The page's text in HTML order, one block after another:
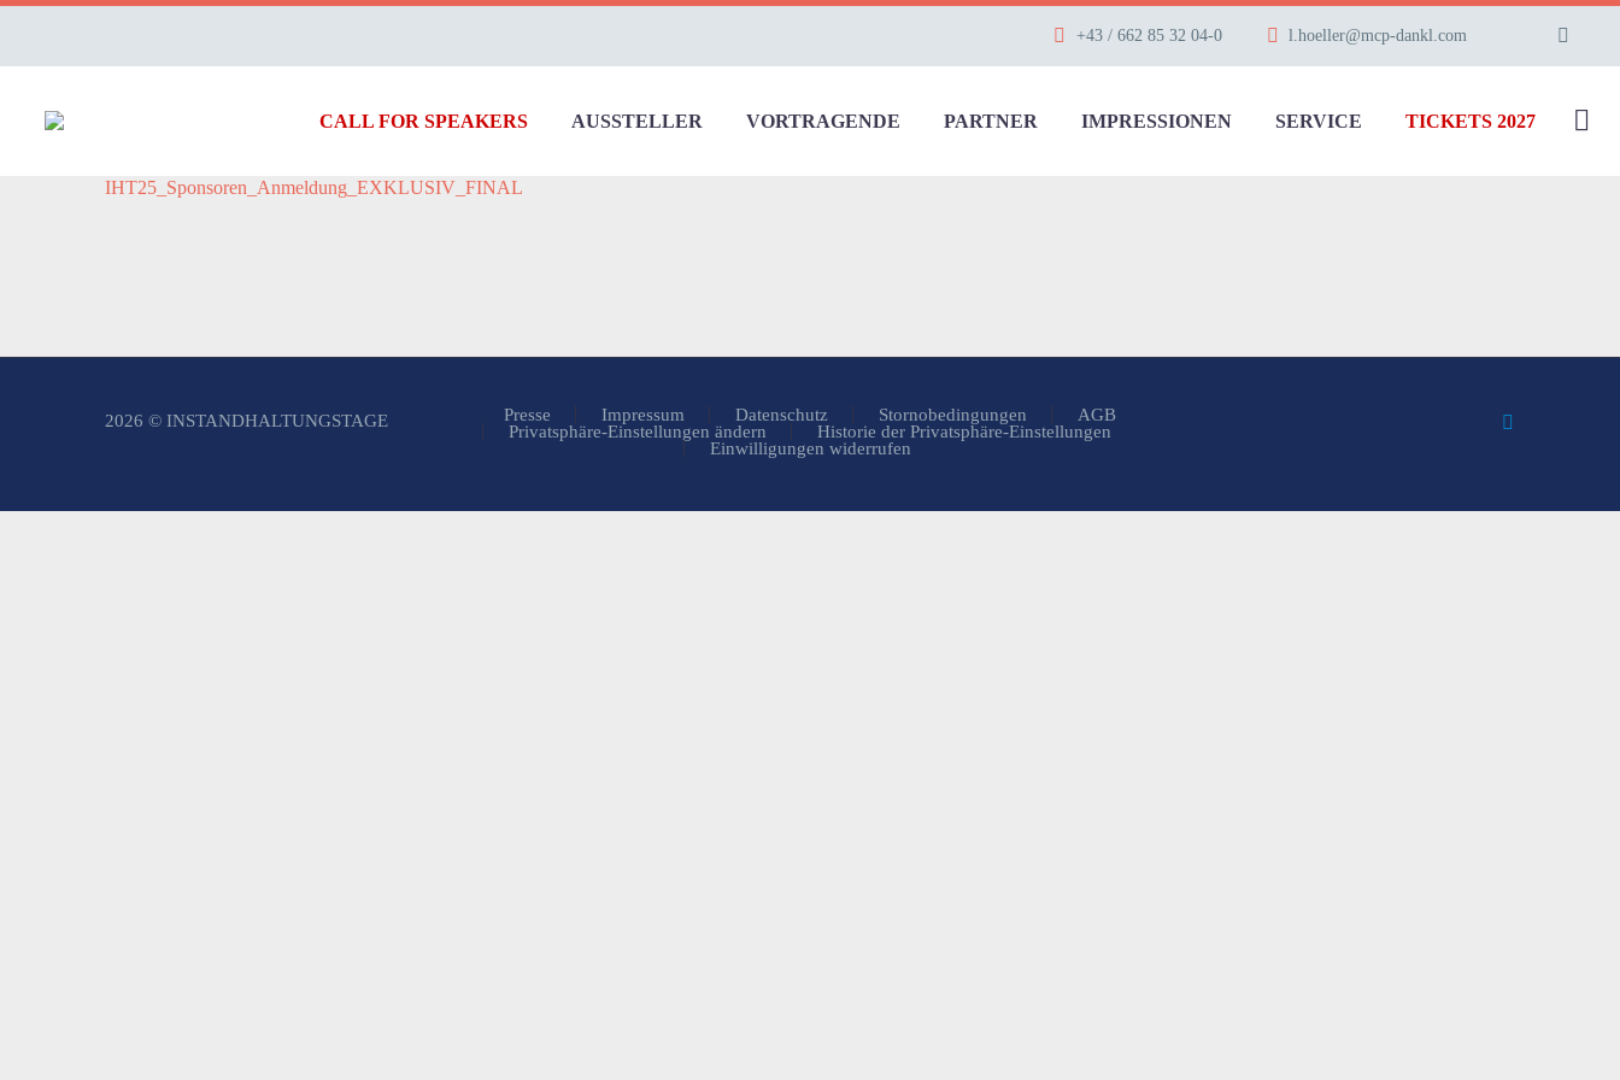
+43 / 662 85 32 04-0 l.hoeller@mcp-dankl.com
CALL FOR SPEAKERS AUSSTELLER VORTRAGENDE PARTNER IMPRESSIONEN SERVICE TICKETS 2027
IHT25_Sponsoren_Anmeldung_EXKLUSIV_FINAL
Presse Impressum Datenschutz Stornobedingungen
AGB
Privatsphäre-Einstellungen ändern
Historie der Privatsphäre-Einstellungen
Einwilligungen widerrufen
2026 © INSTANDHALTUNGSTAGE